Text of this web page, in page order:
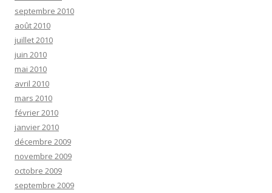
septembre 2010
août 2010
juillet 2010
juin 2010
mai 2010
avril 2010
mars 2010
février 2010
janvier 2010
décembre 2009
novembre 2009
octobre 2009
septembre 2009